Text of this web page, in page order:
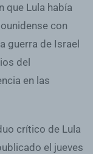
que Lula había
con
guerra de Israel
del
en las
crítico de Lula
el jueves